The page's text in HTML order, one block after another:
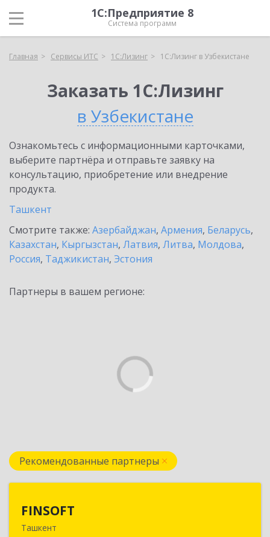
1С:Предприятие 8
Система программ
Главная Сервисы ИТС 1С:Лизинг 1С:Лизинг в Узбекистане
Заказать 1С:Лизинг
в Узбекистане
Ознакомьтесь с информационными карточками,
выберите партнёра и отправьте заявку на
консультацию, приобретение или внедрение
продукта.
Ташкент
Смотрите также: Азербайджан, Армения, Беларусь,
Казахстан, Кыргызстан, Латвия, Литва, Молдова,
Россия, Таджикистан, Эстония
Партнеры в вашем регионе:
Рекомендованные партнеры
FINSOFT
Ташкент
Узбекистан г.Ташкент ул. Оромбаш, дом № 69